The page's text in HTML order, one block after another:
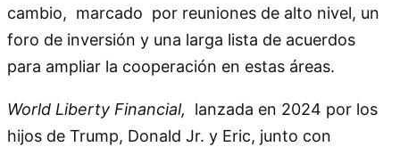
cambio, marcado por reuniones de alto nivel, un
foro de inversión y una larga lista de acuerdos
para ampliar la cooperación en estas áreas.
World Liberty Financial, lanzada en 2024 por los
hijos de Trump, Donald Jr. y Eric, junto con